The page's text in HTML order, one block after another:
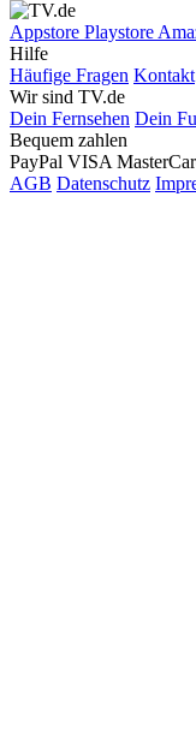
Appstore Playstore
Hilfe
Häufige Fragen Kontakt
Wir sind TV.de
Dein Fernsehen Dein
Bequem zahlen
PayPal VISA
AGB Datenschutz